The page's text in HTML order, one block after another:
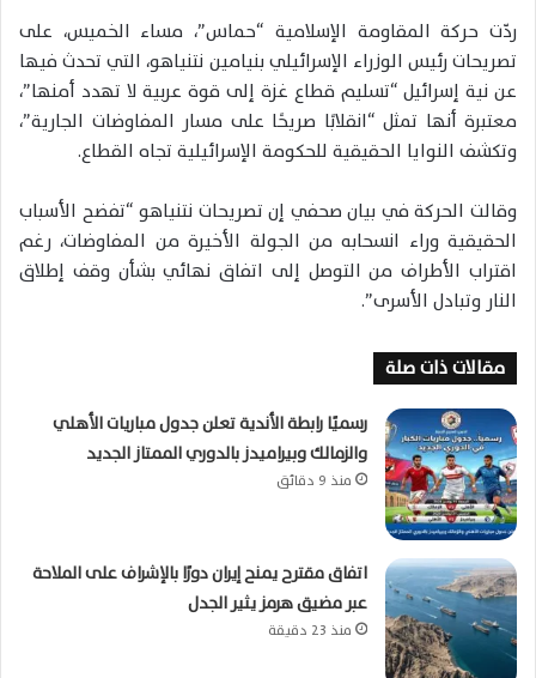
ا
ردّت حركة المقاومة الإسلامية “حماس”، مساء الخميس، على
تصريحات رئيس الوزراء الإسرائيلي بنيامين نتنياهو، التي تحدث فيها
عن نية إسرائيل “تسليم قطاع غزة إلى قوة عربية لا تهدد أمنها”،
معتبرة أنها تمثل “انقلابًا صريحًا على مسار المفاوضات الجارية”،
وتكشف النوايا الحقيقية للحكومة الإسرائيلية تجاه القطاع.
وقالت الحركة في بيان صحفي إن تصريحات نتنياهو “تفضح الأسباب
الحقيقية وراء انسحابه من الجولة الأخيرة من المفاوضات، رغم
اقتراب الأطراف من التوصل إلى اتفاق نهائي بشأن وقف إطلاق
النار وتبادل الأسرى”.
مقالات ذات صلة
رسميًا رابطة الأندية تعلن جدول مباريات الأهلي
والزمالك وبيراميدز بالدوري الممتاز الجديد
منذ 9 دقائق
اتفاق مقترح يمنح إيران دورًا بالإشراف على الملاحة
عبر مضيق هرمز يثير الجدل
منذ 23 دقيقة